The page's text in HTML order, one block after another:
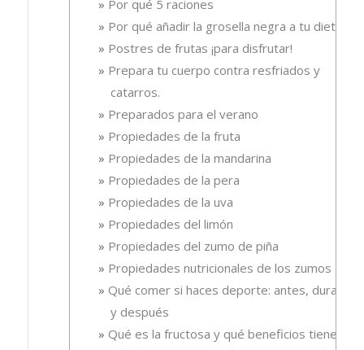
Por qué 5 raciones
Por qué añadir la grosella negra a tu dieta
Postres de frutas ¡para disfrutar!
Prepara tu cuerpo contra resfriados y
catarros.
Preparados para el verano
Propiedades de la fruta
Propiedades de la mandarina
Propiedades de la pera
Propiedades de la uva
Propiedades del limón
Propiedades del zumo de piña
Propiedades nutricionales de los zumos
Qué comer si haces deporte: antes, durante
y después
Qué es la fructosa y qué beneficios tiene